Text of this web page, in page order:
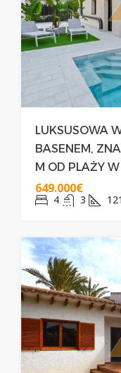
LUKSUSOWA
BASENEM,
M OD PLAŻY
649.000€
4 3 121